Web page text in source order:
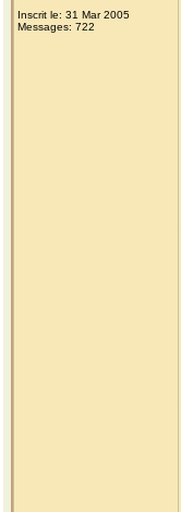
Inscrit le: 31 Mar 2005
Messages: 722